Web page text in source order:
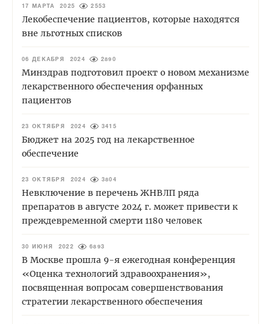
17 МАРТА 2025 2553
Лекобеспечение пациентов, которые находятся
вне льготных списков
06 ДЕКАБРЯ 2024 2890
Минздрав подготовил проект о новом механизме
лекарственного обеспечения орфанных
пациентов
23 ОКТЯБРЯ 2024 3415
Бюджет на 2025 год на лекарственное
обеспечение
23 ОКТЯБРЯ 2024 3804
Невключение в перечень ЖНВЛП ряда
препаратов в августе 2024 г. может привести к
преждевременной смерти 1180 человек
30 ИЮНЯ 2022 6893
В Москве прошла 9-я ежегодная конференция
«Оценка технологий здравоохранения»,
посвященная вопросам совершенствования
стратегии лекарственного обеспечения